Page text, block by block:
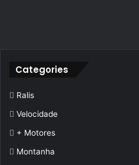
Categories
Ralis
Velocidade
+ Motores
Montanha